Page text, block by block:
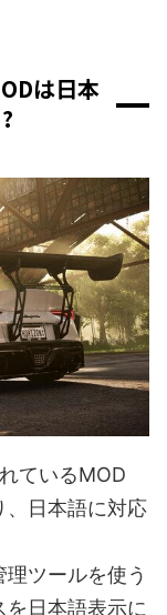
は日本
ているMOD
、日本語に対応
理ツールを使う
を日本語表示に